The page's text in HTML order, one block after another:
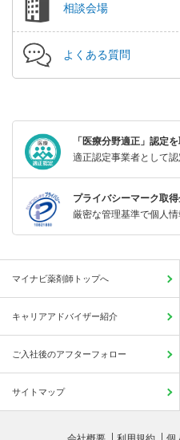
相談会場
よくある質問
「医療分野適正」認定
適正認定事業者として認
プライバシーマーク取
厳密な管理基準で個人情
マイナビ薬剤師トップへ
キャリアアドバイザー紹介
ご入社後のアフターフォロー
サイトマップ